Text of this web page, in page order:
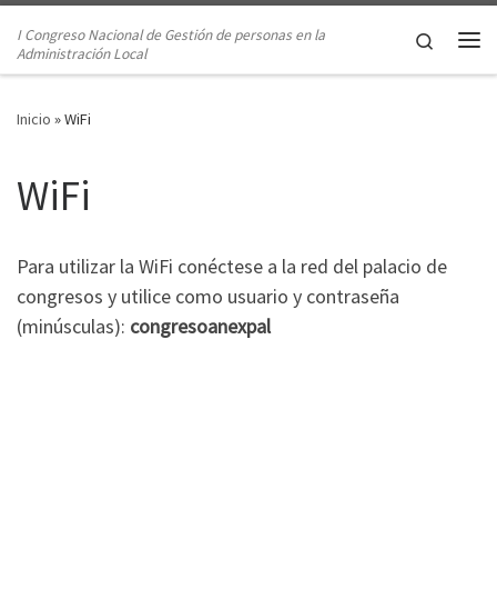
Saltar al contenido
I Congreso Nacional de Gestión de personas en la
Administración Local
Search
Inicio »WiFi
WiFi
Para utilizar la WiFi conéctese a la red del palacio de
congresos y utilice como usuario y contraseña
(minúsculas): congresoanexpal